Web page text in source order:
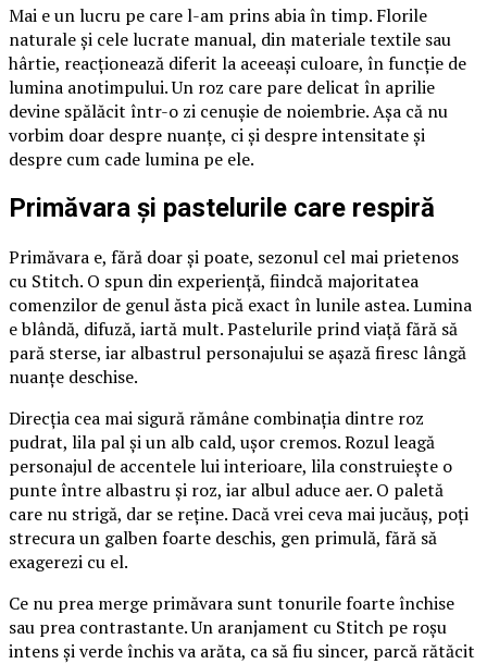
Mai e un lucru pe care l-am prins abia în timp. Florile
naturale și cele lucrate manual, din materiale textile sau
hârtie, reacționează diferit la aceeași culoare, în funcție de
lumina anotimpului. Un roz care pare delicat în aprilie
devine spălăcit într-o zi cenușie de noiembrie. Așa că nu
vorbim doar despre nuanțe, ci și despre intensitate și
despre cum cade lumina pe ele.
Primăvara și pastelurile care respiră
Primăvara e, fără doar și poate, sezonul cel mai prietenos
cu Stitch. O spun din experiență, fiindcă majoritatea
comenzilor de genul ăsta pică exact în lunile astea. Lumina
e blândă, difuză, iartă mult. Pastelurile prind viață fără să
pară sterse, iar albastrul personajului se așază firesc lângă
nuanțe deschise.
Direcția cea mai sigură rămâne combinația dintre roz
pudrat, lila pal și un alb cald, ușor cremos. Rozul leagă
personajul de accentele lui interioare, lila construiește o
punte între albastru și roz, iar albul aduce aer. O paletă
care nu strigă, dar se reține. Dacă vrei ceva mai jucăuș, poți
strecura un galben foarte deschis, gen primulă, fără să
exagerezi cu el.
Ce nu prea merge primăvara sunt tonurile foarte închise
sau prea contrastante. Un aranjament cu Stitch pe roșu
intens și verde închis va arăta, ca să fiu sincer, parcă rătăcit